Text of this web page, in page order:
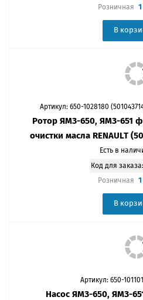
Розничная
В
Артикул: 650-1028180
Ротор ЯМЗ-650, ЯМЗ-651
очистки масла RENAULT
Есть в
Код для заказа:
Розничная
В
Артикул: 650-
Насос ЯМЗ-650, ЯМЗ-